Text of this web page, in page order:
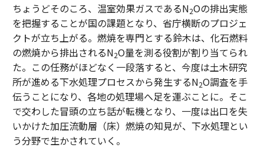
ちょうどそのころ、温室効果ガスであるN2Oの排出実態
を把握することが国の課題となり、省庁横断のプロジェ
クトが立ち上がる。燃焼を専門とする鈴木は、化石燃料
の燃焼から排出されるN2O量を測る役割が割り当てられ
た。この任務がほどなく一段落すると、今度は土木研究
所が進める下水処理プロセスから発生するN2O調査を手
伝うことになり、各地の処理場へ足を運ぶことに。そこ
で交わした冒頭の立ち話が転機となり、一度は出口を失
いかけた加圧流動層（床）燃焼の知見が、下水処理とい
う分野で生かされていく。